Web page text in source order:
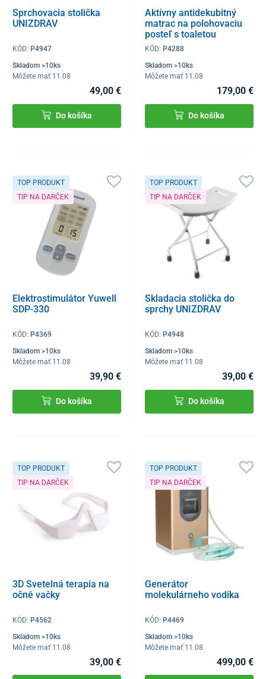
Sprchovacia stolička
UNIZDRAV
KÓD: P4947
Skladom >10ks
Môžete mať 11.08
49,00 €
Do košíka
Aktívny antidekubitný
matrac na polohovaciu
posteľ s toaletou
Multibed a Home
KÓD:P4288
Skladom >10ks
Môžete mať 11.08
179,00 €
Do košíka
TOP PRODUKT
TIP NA DARČEK
Elektrostimulátor Yuwell
SDP-330
KÓD: P4369
Skladom >10ks
Môžete mať 11.08
39,90 €
Do košíka
TOP PRODUKT
TIP NA DARČEK
Skladacia stolička do
sprchy UNIZDRAV
KÓD:P4948
Skladom >10ks
Môžete mať 11.08
39,00 €
Do košíka
TOP PRODUKT
TIP NA DARČEK
3D Svetelná terapia na
očné vačky
KÓD: P4562
Skladom >10ks
Môžete mať 11.08
39,00 €
TOP PRODUKT
TIP NA DARČEK
Generátor
molekulárneho vodíka
KÓD:P4469
Skladom >10ks
Môžete mať 11.08
499,00 €